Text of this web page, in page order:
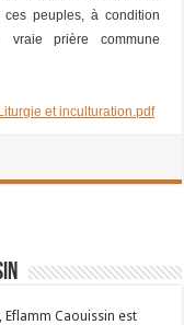
peuples, à condition
vraie prière commune
et inculturation.pdf
Caouissin est